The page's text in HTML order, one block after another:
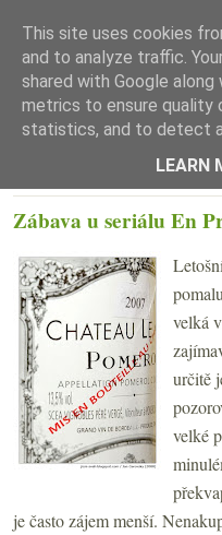
Zábava u seriálu En
velká
určitě
velké
je často zájem menší.
This site uses cookies
and to analyze traffic.
shared with Google
metrics to ensure quality
statistics, and to detect
LEARN